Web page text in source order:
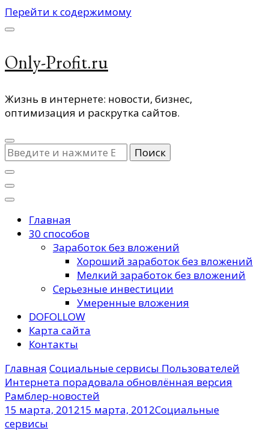
Перейти к содержимому
Only-Profit.ru
Жизнь в интернете: новости, бизнес,
оптимизация и раскрутка сайтов.
Ищите
что-
то?
Главная
30 способов
Заработок без вложений
Хороший заработок без вложений
Мелкий заработок без вложений
Серьезные инвестиции
Умеренные вложения
DOFOLLOW
Карта сайта
Контакты
Главная Социальные сервисы Пользователей
Интернета порадовала обновлённая версия
Рамблер-новостей
15 марта, 201215 марта, 2012Социальные
сервисы